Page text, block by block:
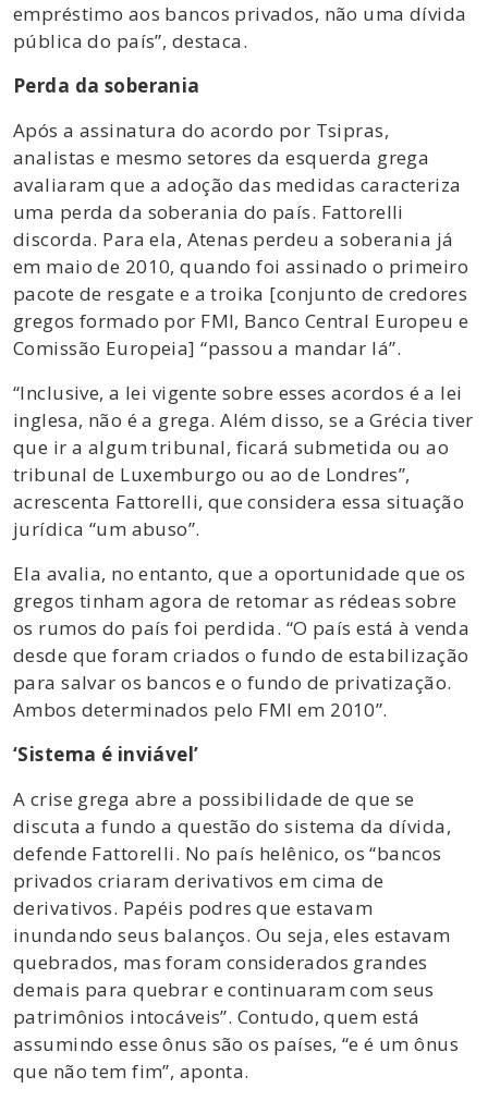
empréstimo aos bancos privados, não uma dívida
pública do país”, destaca.
Perda da soberania
Após a assinatura do acordo por Tsipras,
analistas e mesmo setores da esquerda grega
avaliaram que a adoção das medidas caracteriza
uma perda da soberania do país. Fattorelli
discorda. Para ela, Atenas perdeu a soberania já
em maio de 2010, quando foi assinado o primeiro
pacote de resgate e a troika [conjunto de credores
gregos formado por FMI, Banco Central Europeu e
Comissão Europeia] “passou a mandar lá”.
“Inclusive, a lei vigente sobre esses acordos é a lei
inglesa, não é a grega. Além disso, se a Grécia tiver
que ir a algum tribunal, ficará submetida ou ao
tribunal de Luxemburgo ou ao de Londres”,
acrescenta Fattorelli, que considera essa situação
jurídica “um abuso”.
Ela avalia, no entanto, que a oportunidade que os
gregos tinham agora de retomar as rédeas sobre
os rumos do país foi perdida. “O país está à venda
desde que foram criados o fundo de estabilização
para salvar os bancos e o fundo de privatização.
Ambos determinados pelo FMI em 2010”.
‘Sistema é inviável’
A crise grega abre a possibilidade de que se
discuta a fundo a questão do sistema da dívida,
defende Fattorelli. No país helênico, os “bancos
privados criaram derivativos em cima de
derivativos. Papéis podres que estavam
inundando seus balanços. Ou seja, eles estavam
quebrados, mas foram considerados grandes
demais para quebrar e continuaram com seus
patrimônios intocáveis”. Contudo, quem está
assumindo esse ônus são os países, “e é um ônus
que não tem fim”, aponta.